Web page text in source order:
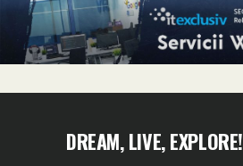
DREAM, LIVE, EXPLORE!